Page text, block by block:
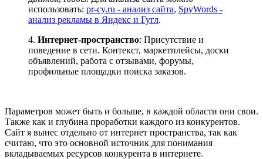
использовать: pr-cy.ru - анализ сайта, SpyWords -
анализ рекламы в Яндекс и Гугл.
4. Интернет-пространство: Присутствие и
поведение в сети. Контекст, маркетплейсы, доски
объявлений, работа с отзывами, форумы,
профильные площадки поиска заказов.
Параметров может быть и больше, в каждой области они свои.
Также как и глубина проработки каждого из конкурентов.
Сайт я вынес отдельно от интернет пространства, так как
считаю, что это основной источник для понимания
вкладываемых ресурсов конкурента в интернете.